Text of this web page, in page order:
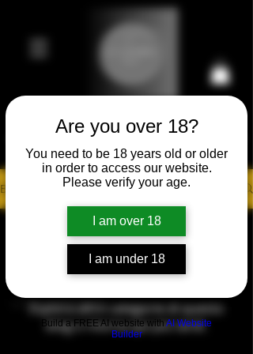
Are you over 18?
You need to be 18 years old or older
in order to access our website.
Please verify your age.
I am over 18
I am under 18
Build a FREE AI website with AI Website
Builder
Prestigiosa Enoteca di Ferrara
Blog
La tua community
La tua community
I post stanno per arrivare
Esplora altre categorie di questo
blog o ritorna qui più tardi.